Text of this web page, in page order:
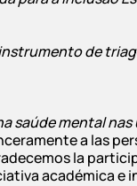
de
saúde mental nas
a las
la
académica e